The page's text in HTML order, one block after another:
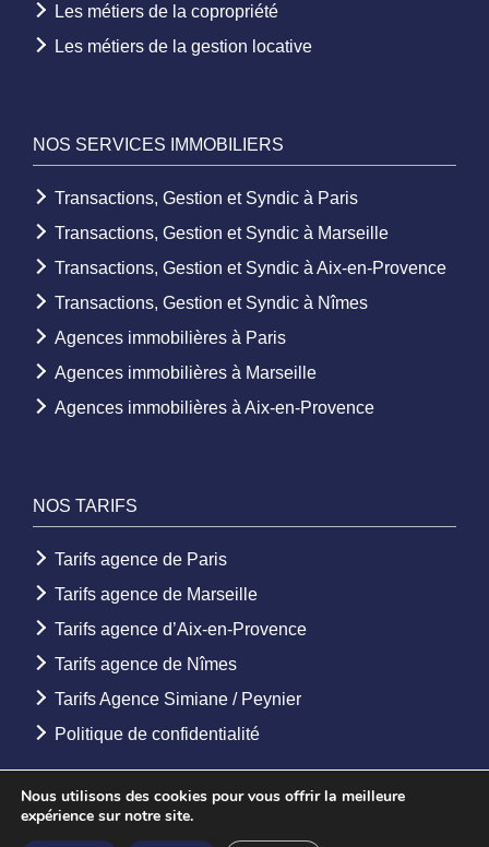
Les métiers de la copropriété
Les métiers de la gestion locative
NOS SERVICES IMMOBILIERS
Transactions, Gestion et Syndic à Paris
Transactions, Gestion et Syndic à Marseille
Transactions, Gestion et Syndic à Aix-en-Provence
Transactions, Gestion et Syndic à Nîmes
Agences immobilières à Paris
Agences immobilières à Marseille
Agences immobilières à Aix-en-Provence
NOS TARIFS
Tarifs agence de Paris
Tarifs agence de Marseille
Tarifs agence d’Aix-en-Provence
Tarifs agence de Nîmes
Tarifs Agence Simiane / Peynier
Politique de confidentialité
Nous utilisons des cookies pour vous offrir la meilleure
expérience sur notre site.